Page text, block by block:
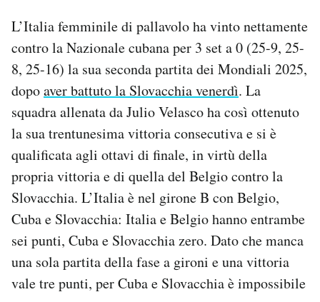
SHOP
CALENDARIO
AREA PERSONALE
Area Personale
Regala il Post
Hai bisogno di aiuto?
Esci
L’Italia femminile di pallavolo ha vinto nettamente
contro la Nazionale cubana per 3 set a 0 (25-9, 25-
8, 25-16) la sua seconda partita dei Mondiali 2025,
dopoaver battuto la Slovacchia venerdì. La
squadra allenata da Julio Velasco ha così ottenuto
la sua trentunesima vittoria consecutiva e si è
qualificata agli ottavi di finale, in virtù della
propria vittoria e di quella del Belgio contro la
Slovacchia. L’Italia è nel girone B con Belgio,
Cuba e Slovacchia: Italia e Belgio hanno entrambe
sei punti, Cuba e Slovacchia zero. Dato che manca
una sola partita della fase a gironi e una vittoria
vale tre punti, per Cuba e Slovacchia è impossibile